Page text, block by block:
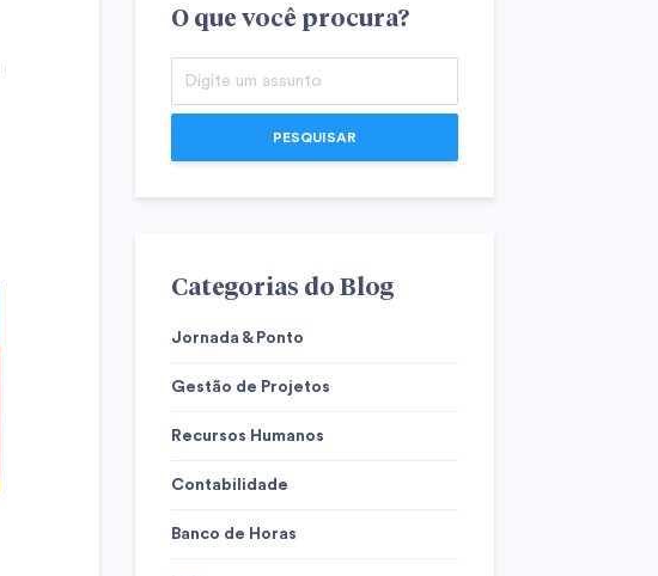
O que você procura?
PESQUISAR
Categorias do Blog
Jornada & Ponto
Gestão de Projetos
Recursos Humanos
Contabilidade
Banco de Horas